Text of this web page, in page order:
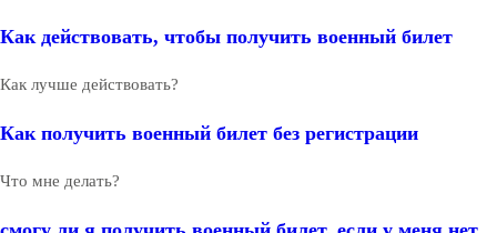
Как действовать, чтобы получить военный билет
Как лучше действовать?
Как получить военный билет без регистрации
Что мне делать?